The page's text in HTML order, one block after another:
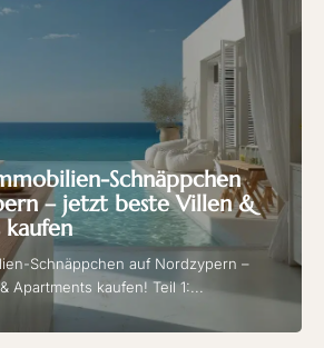
Schnäppchen
– jetzt beste Villen &
Schnäppchen auf Nordzypern –
Apartments kaufen! Teil 1:...